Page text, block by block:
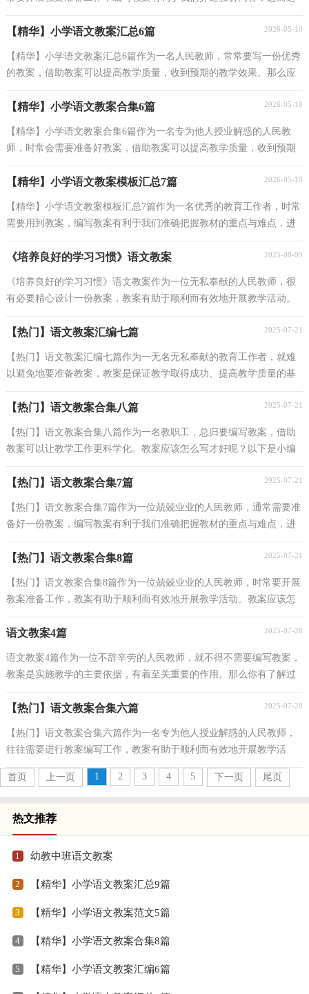
【精华】小学语文教案汇总6篇 2026-05-10
【精华】小学语文教案汇总6篇作为一名人民教师，常常要写一份优秀
的教案，借助教案可以提高教学质量，收到预期的教学效果。那么应
【精华】小学语文教案合集6篇 2026-05-10
【精华】小学语文教案合集6篇作为一名专为他人授业解惑的人民教
师，时常会需要准备好教案，借助教案可以提高教学质量，收到预期
【精华】小学语文教案模板汇总7篇 2026-05-10
【精华】小学语文教案模板汇总7篇作为一名优秀的教育工作者，时常
需要用到教案，编写教案有利于我们准确把握教材的重点与难点，进
《培养良好的学习习惯》语文教案 2025-08-09
《培养良好的学习习惯》语文教案作为一位无私奉献的人民教师，很
有必要精心设计一份教案，教案有助于顺利而有效地开展教学活动。
【热门】语文教案汇编七篇 2025-07-21
【热门】语文教案汇编七篇作为一无名无私奉献的教育工作者，就难
以避免地要准备教案，教案是保证教学取得成功、提高教学质量的基
【热门】语文教案合集八篇 2025-07-21
【热门】语文教案合集八篇作为一名教职工，总归要编写教案，借助
教案可以让教学工作更科学化。教案应该怎么写才好呢？以下是小编
【热门】语文教案合集7篇 2025-07-21
【热门】语文教案合集7篇作为一位兢兢业业的人民教师，通常需要准
备好一份教案，编写教案有利于我们准确把握教材的重点与难点，进
【热门】语文教案合集8篇 2025-07-21
【热门】语文教案合集8篇作为一位兢兢业业的人民教师，时常要开展
教案准备工作，教案有助于顺利而有效地开展教学活动。教案应该怎
语文教案4篇 2025-07-20
语文教案4篇作为一位不辞辛劳的人民教师，就不得不需要编写教案，
教案是实施教学的主要依据，有着至关重要的作用。那么你有了解过
【热门】语文教案合集六篇 2025-07-20
【热门】语文教案合集六篇作为一名专为他人授业解惑的人民教师，
往往需要进行教案编写工作，教案有助于顺利而有效地开展教学活
动。优秀的教案都具备一些什么特点呢？下面是小编收...
首页
上一页 1 2 3 4 5 下一页 尾页
热文推荐
1 幼教中班语文教案
2 【精华】小学语文教案汇总9篇
3 【精华】小学语文教案范文5篇
4 【精华】小学语文教案合集8篇
5 【精华】小学语文教案汇编6篇